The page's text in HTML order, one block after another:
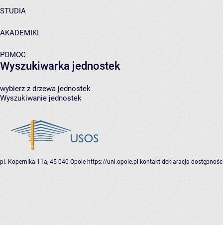
STUDIA
AKADEMIKI
POMOC
Wyszukiwarka jednostek
wybierz z drzewa jednostek
Wyszukiwanie jednostek
pl. Kopernika 11a, 45-040 Opole https://uni.opole.pl kontakt deklaracja